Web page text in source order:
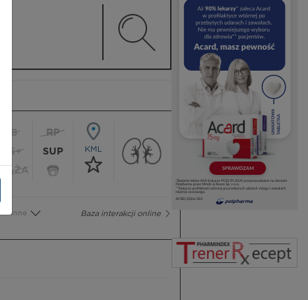
18
65+
CIĄŻA
RP
SUP
KML
Baza interakcji online
Inne